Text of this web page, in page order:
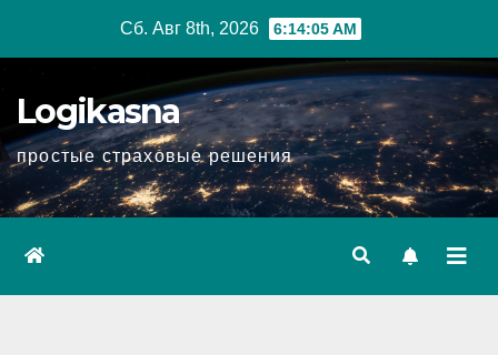
Сб. Авг 8th, 2026 6:14:06 AM
Logikasna
простые страховые решения